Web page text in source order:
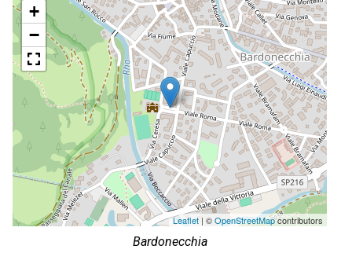
+
−
Leaflet | ©OpenStreetMapcontributors
Bardonecchia